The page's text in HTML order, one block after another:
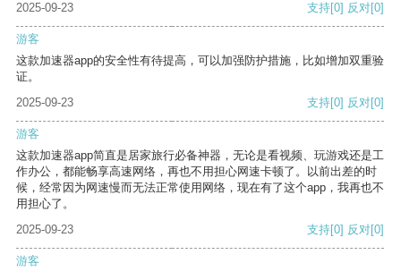
2025-09-23 支持[0] 反对[0]
游客
这款加速器app的安全性有待提高，可以加强防护措施，比如增加双重验
证。
2025-09-23
支持[0] 反对[0]
游客
这款加速器app简直是居家旅行必备神器，无论是看视频、玩游戏还是工
作办公，都能畅享高速网络，再也不用担心网速卡顿了。以前出差的时
候，经常因为网速慢而无法正常使用网络，现在有了这个app，我再也不
用担心了。
2025-09-23
支持[0] 反对[0]
游客